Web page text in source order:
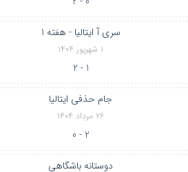
سری آ ایتالیا - هفته 1
۱ شهریور ۱۴۰۴
1 - 2
جام حذفی ایتالیا
۲۶ مرداد ۱۴۰۴
2 - 0
دوستانه باشگاهی